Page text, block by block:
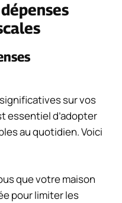
sur vos
essentiel d’adopter
au quotidien. Voici
que votre maison
pour limiter les